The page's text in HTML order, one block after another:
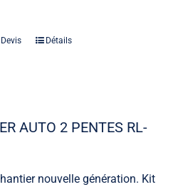
Détails
AUTO 2 PENTES RL-
nouvelle génération. Kit